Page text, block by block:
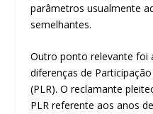
parâmetros usualmente
semelhantes.
Outro ponto relevante foi
diferenças de
(PLR). O reclamante
PLR referente aos anos